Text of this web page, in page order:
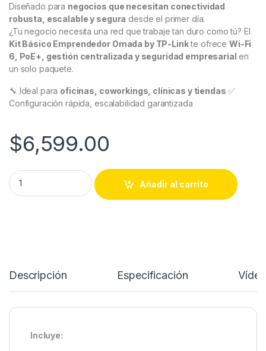
Diseñado para negocios que necesitan conectividad
robusta, escalable y segura desde el primer día.
¿Tu negocio necesita una red que trabaje tan duro como tú? El
Kit Básico Emprendedor Omada by TP-Linkte ofreceWi-Fi
6, PoE+, gestión centralizada y seguridad empresarial en
un solo paquete.
🔧 Ideal para oficinas, coworkings, clínicas y tiendas ✅
Configuración rápida, escalabilidad garantizada
$6,599.00
Kit Básico Emprendedor – Red de Alto Desempeño Omada
Añadir al carrito
Descripción Especificación
Incluye: